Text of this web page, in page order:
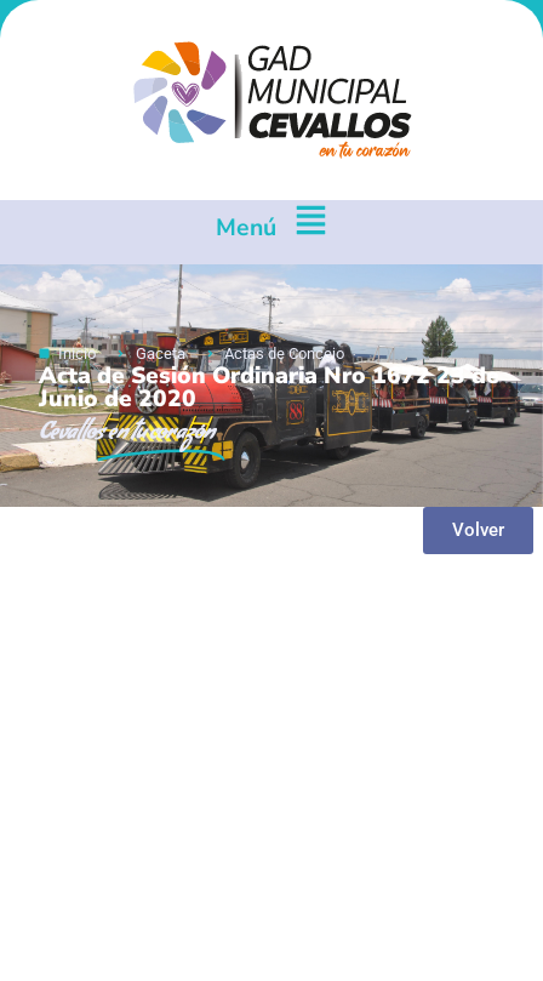
Menú
Inicio Gaceta Actas de Concejo
Acta de Sesión Ordinaria Nro 1672 23 de
Junio de 2020
Cevallosen tu corazón
Volver